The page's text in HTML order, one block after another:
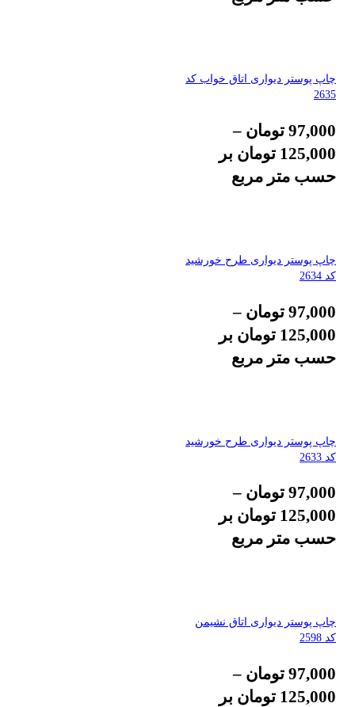
چاپ پوستر دیواری اتاق خواب کد
2635
97,000 تومان –
125,000 تومان بر
حسب متر مربع
چاپ پوستر دیواری طرح خورشید
کد 2634
97,000 تومان –
125,000 تومان بر
حسب متر مربع
چاپ پوستر دیواری طرح خورشید
کد 2633
97,000 تومان –
125,000 تومان بر
حسب متر مربع
چاپ پوستر دیواری اتاق نشیمن
کد 2598
97,000 تومان –
125,000 تومان بر